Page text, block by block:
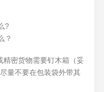
?
？
精密货物需要钉木箱（妥
量不要在包装袋外带其